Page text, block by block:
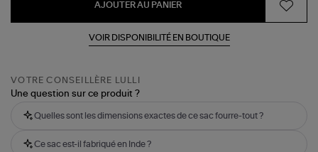
Egret
AJOUTER AU PANIER
VOIR DISPONIBILITÉ EN BOUTIQUE
VOTRE CONSEILLÈRE LULLI
Une question sur ce produit ?
Quelles sont les dimensions exactes de ce sac fourre-tout ?
Ce sac est-il fabriqué en Inde ?